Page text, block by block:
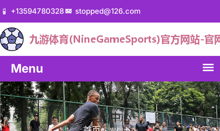
+13594780328 stopped@126.com
案例中心